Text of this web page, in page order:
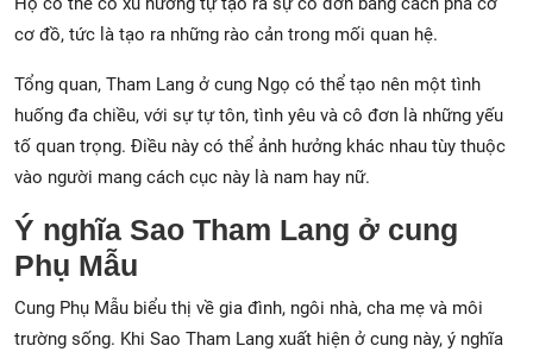
cơ đồ, tức là tạo ra những rào cản trong mối quan hệ.
Tổng quan, Tham Lang ở cung Ngọ có thể tạo nên một tình
huống đa chiều, với sự tự tôn, tình yêu và cô đơn là những yếu
tố quan trọng. Điều này có thể ảnh hưởng khác nhau tùy thuộc
vào người mang cách cục này là nam hay nữ.
Ý nghĩa Sao Tham Lang ở cung
Phụ Mẫu
Cung Phụ Mẫu biểu thị về gia đình, ngôi nhà, cha mẹ và môi
trường sống. Khi Sao Tham Lang xuất hiện ở cung này, ý nghĩa